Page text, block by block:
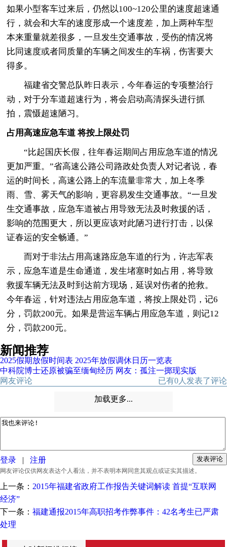
如果小型客车过来后，仍然以100~120公里的速度超速通
行，就会和大车的速度形成一个速度差，加上两种车型
本来重量就差很多，一旦发生交通事故，受伤的情况将
比同速度或者同质量的车辆之间发生的车祸，伤害要大
得多。
福建省交警总队昨日表示，今年春运的专项整治行
动，对于分车道超速行为，将会启动高清探头进行抓
拍，震慑超速陋习。
占用高速应急车道 将按上限处罚
“比起国庆长假，往年春运期间占用应急车道的情况
更加严重。”省高速公路公司路政处负责人对记者说，春
运的时间长，高速公路上的车流量非常大，加上冬季
雨、雪、雾天气的影响，更容易发生交通事故。“一旦发
生交通事故，应急车道被占用导致无法及时救援的话，
影响的范围更大，所以更应该对此陋习进行打击，以保
证春运的安全畅通。”
而对于非法占用高速路应急车道的行为，许志军表
示，应急车道是生命通道，发生堵塞时如占用，将导致
救援车辆无法及时到达前方现场，延误对伤者的抢救。
今年春运，针对违法占用应急车道，将按上限处罚，记6
分，罚款200元。如果是营运车辆占用应急车道，则记12
分，罚款200元。
新闻推荐
2025假期放假时间表 2025年放假调休日历一览表
中科院博士还原被骗至缅甸经历 网友：孤注一掷现实版
已有0 人发表了评论
网友评论
加载更多...
登录 | 注册
网友评论仅供网友表达个人看法，并不表明本网同意其观点或证实其描述。
上一条： 2015年福建省政府工作报告关键词解读 首提“互联网
经济”
下一条： 福建通报2015年高职招考作弊事件：42名考生已严肃
处理